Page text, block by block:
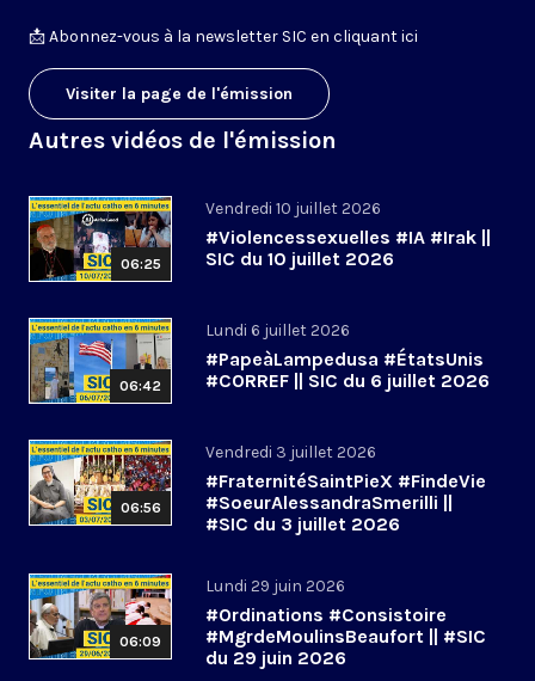
📩Abonnez-vous à la newsletter SIC en cliquant ici
Visiter la page de l'émission
Autres vidéos de l'émission
06:25
Vendredi 10 juillet 2026
#Violencessexuelles #IA #Irak ||
SIC du 10 juillet 2026
06:42
Lundi 6 juillet 2026
#PapeàLampedusa #ÉtatsUnis
#CORREF || SIC du 6 juillet 2026
06:56
Vendredi 3 juillet 2026
#FraternitéSaintPieX #FindeVie
#SoeurAlessandraSmerilli ||
#SIC du 3 juillet 2026
06:09
Lundi 29 juin 2026
#Ordinations #Consistoire
#MgrdeMoulinsBeaufort || #SIC
du 29 juin 2026